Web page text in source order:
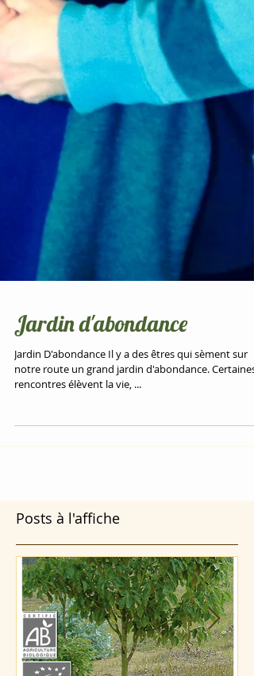
Jardin d'abondance
Jardin D'abondance Il y a des êtres qui sèment sur
rencontres élèvent la vie, ...
Posts à l'affiche